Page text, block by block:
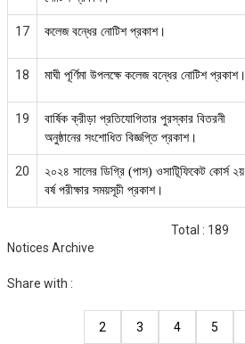
17 কলেজ বন্ধের নোটিশ প্রকাশ।
18 মাঘী পূর্ণিমা উপলক্ষে কলেজ বন্ধের নোটিশ প্রকাশ।
19
বার্ষিক ক্রীড়া প্রতিযোগিতার পুরস্কার বিতরনী
অনুষ্ঠানের সংশোধিত বিজ্ঞপ্তি প্রকাশ।
20
২০২৪ সালের ডিগ্রি (পাস) ওসাটিূফিকেট কোর্স ২য়
বর্ষ পরীক্ষার সময়সূচী প্রকাশ।
Total : 189
Notices Archive
Share with :
2 3 4 5